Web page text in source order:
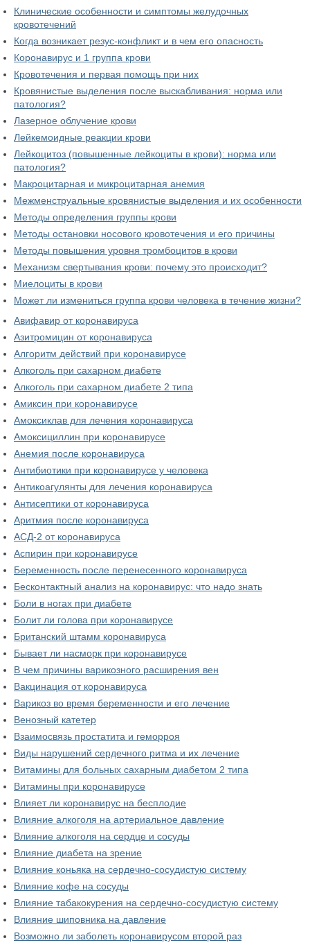
Клинические особенности и симптомы желудочных
кровотечений
Когда возникает резус-конфликт и в чем его опасность
Коронавирус и 1 группа крови
Кровотечения и первая помощь при них
Кровянистые выделения после выскабливания: норма или
патология?
Лазерное облучение крови
Лейкемоидные реакции крови
Лейкоцитоз (повышенные лейкоциты в крови): норма или
патология?
Макроцитарная и микроцитарная анемия
Межменструальные кровянистые выделения и их особенности
Методы определения группы крови
Методы остановки носового кровотечения и его причины
Методы повышения уровня тромбоцитов в крови
Механизм свертывания крови: почему это происходит?
Миелоциты в крови
Может ли измениться группа крови человека в течение жизни?
Авифавир от коронавируса
Азитромицин от коронавируса
Алгоритм действий при коронавирусе
Алкоголь при сахарном диабете
Алкоголь при сахарном диабете 2 типа
Амиксин при коронавирусе
Амоксиклав для лечения коронавируса
Амоксициллин при коронавирусе
Анемия после коронавируса
Антибиотики при коронавирусе у человека
Антикоагулянты для лечения коронавируса
Антисептики от коронавируса
Аритмия после коронавируса
АСД-2 от коронавируса
Аспирин при коронавирусе
Беременность после перенесенного коронавируса
Бесконтактный анализ на коронавирус: что надо знать
Боли в ногах при диабете
Болит ли голова при коронавирусе
Британский штамм коронавируса
Бывает ли насморк при коронавирусе
В чем причины варикозного расширения вен
Вакцинация от коронавируса
Варикоз во время беременности и его лечение
Венозный катетер
Взаимосвязь простатита и геморроя
Виды нарушений сердечного ритма и их лечение
Витамины для больных сахарным диабетом 2 типа
Витамины при коронавирусе
Влияет ли коронавирус на бесплодие
Влияние алкоголя на артериальное давление
Влияние алкоголя на сердце и сосуды
Влияние диабета на зрение
Влияние коньяка на сердечно-сосудистую систему
Влияние кофе на сосуды
Влияние табакокурения на сердечно-сосудистую систему
Влияние шиповника на давление
Возможно ли заболеть коронавирусом второй раз